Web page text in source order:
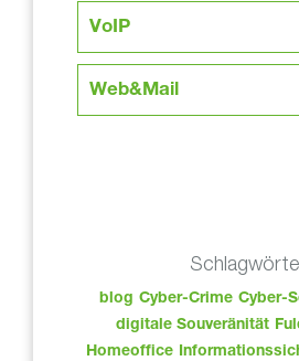
VoIP
Web&Mail
blog Cyber-Crime Cyber-
digitale Souveränität
Homeoffice